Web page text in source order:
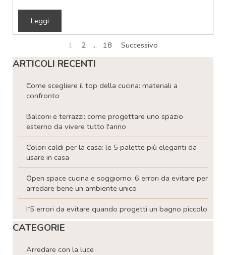
Leggi
Pagina corrente:
1 Vai a pagina:
2 ... Vai a pagina:
18
Successivo
Salta blocco ARTICOLI RECENTI
ARTICOLI RECENTI
Come scegliere il top della cucina: materiali a
confronto
Balconi e terrazzi: come progettare uno spazio
esterno da vivere tutto l'anno
Colori caldi per la casa: le 5 palette più eleganti da
usare in casa
Open space cucina e soggiorno: 6 errori da evitare per
arredare bene un ambiente unico
I 5 errori da evitare quando progetti un bagno piccolo
Salta blocco CATEGORIE
CATEGORIE
Arredare con la luce